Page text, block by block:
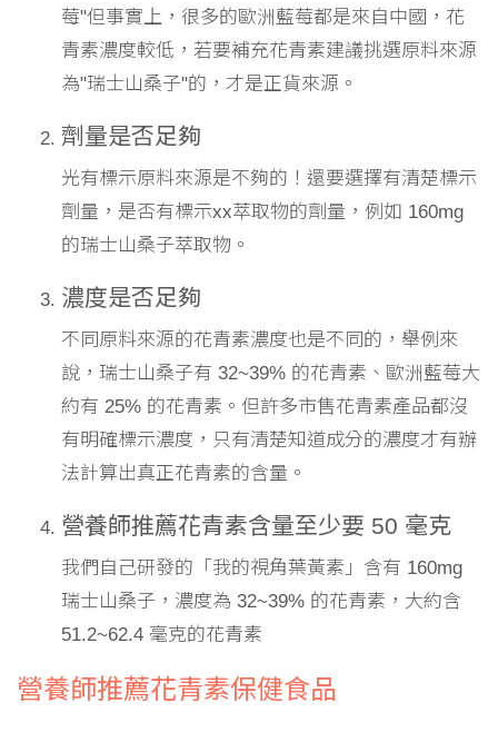
莓"但事實上，很多的歐洲藍莓都是來自中國，花
青素濃度較低，若要補充花青素建議挑選原料來源
為"瑞士山桑子"的，才是正貨來源。
劑量是否足夠
光有標示原料來源是不夠的！還要選擇有清楚標示
劑量，是否有標示xx萃取物的劑量，例如 160mg
的瑞士山桑子萃取物。
濃度是否足夠
不同原料來源的花青素濃度也是不同的，舉例來
說，瑞士山桑子有 32~39% 的花青素、歐洲藍莓大
約有 25% 的花青素。但許多市售花青素產品都沒
有明確標示濃度，只有清楚知道成分的濃度才有辦
法計算出真正花青素的含量。
營養師推薦花青素含量至少要 50 毫克
我們自己研發的「我的視角葉黃素」含有 160mg
瑞士山桑子，濃度為 32~39% 的花青素，大約含
51.2~62.4 毫克的花青素
營養師推薦花青素保健食品